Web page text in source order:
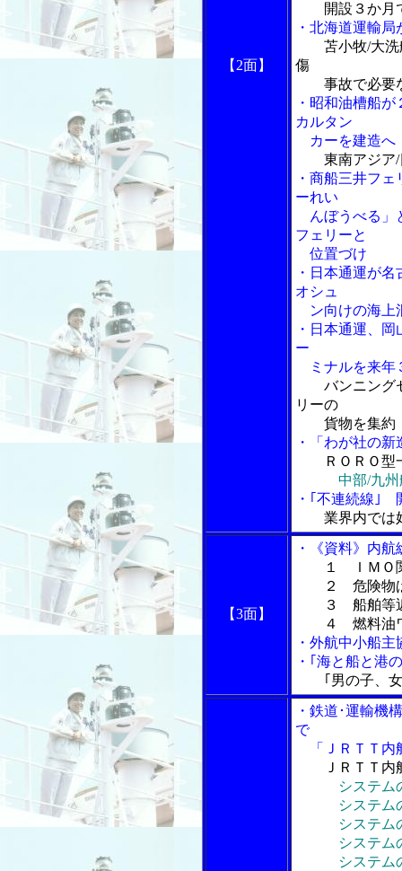
【2面】
開設３か月
・北海道運輸
苫小牧/大
傷
事故で必要
・昭和油槽船
カルタン
カーを建造へ
東南アジア
・商船三井フ
ーれい
んぼうべる」
フェリーと
位置づけ
・日本通運が
オシュ
ン向けの海上
・日本通運、
ー
ミナルを来年
バンニング
リーの
貨物を集約
・「わが社の
ＲＯＲＯ型
中部/九
・｢不連続線｣
業界内では
【3面】
・《資料》内
１ ＩＭＯ
２ 危険物ば
３ 船舶等近
４ 燃料油ワ
・外航中小船
・｢海と船と港
｢男の子、
・鉄道･運輸機
で
「ＪＲＴＴ内
ＪＲＴＴ
システム
システム
システムの
システムの
システム